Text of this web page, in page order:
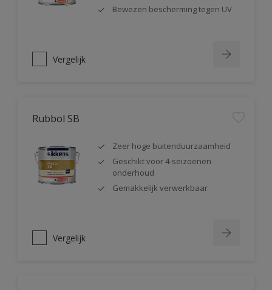
Bewezen bescherming tegen UV
Vergelijk
Rubbol SB
Zeer hoge buitenduurzaamheid
Geschikt voor 4-seizoenen
onderhoud
Gemakkelijk verwerkbaar
Vergelijk